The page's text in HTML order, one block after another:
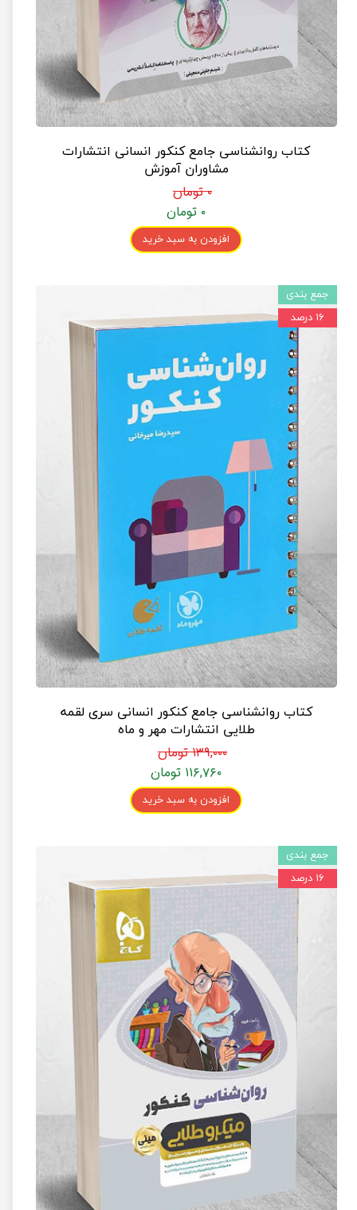
کتاب روانشناسی جامع کنکور انسانی انتشارات
مشاوران آموزش
۰ تومان
۰ تومان
افزودن به سبد خرید
کتاب روانشناسی جامع کنکور انسانی سری لقمه
طلایی انتشارات مهر و ماه
۱۳۹,۰۰۰ تومان
۱۱۶,۷۶۰ تومان
افزودن به سبد خرید
جمع بندی
۱۶ درصد
جمع بندی
۱۶ درصد